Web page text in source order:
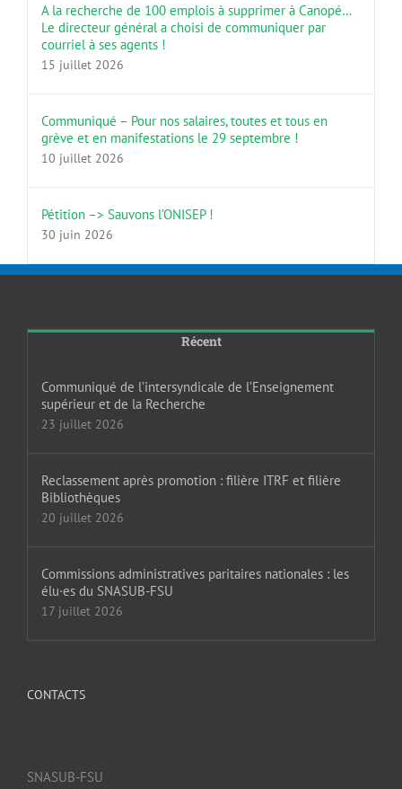
A la recherche de 100 emplois à supprimer à Canopé…
Le directeur général a choisi de communiquer par
courriel à ses agents !
15 juillet 2026
Communiqué – Pour nos salaires, toutes et tous en
grève et en manifestations le 29 septembre !
10 juillet 2026
Pétition –> Sauvons l’ONISEP !
30 juin 2026
Récent
Communiqué de l’intersyndicale de l’Enseignement
supérieur et de la Recherche
23 juillet 2026
Reclassement après promotion : filière ITRF et filière
Bibliothèques
20 juillet 2026
Commissions administratives paritaires nationales : les
élu·es du SNASUB-FSU
17 juillet 2026
CONTACTS
SNASUB-FSU